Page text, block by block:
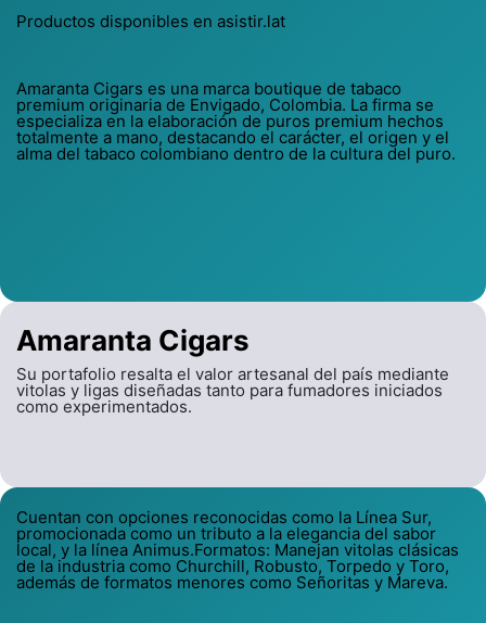
Amaranta Cigars
Su portafolio resalta el valor artesanal del país mediante
vitolas y ligas diseñadas tanto para fumadores iniciados
como experimentados.
Productos disponibles en asistir.lat
Amaranta Cigars es una marca boutique de tabaco
premium originaria de Envigado, Colombia. La firma se
especializa en la elaboración de puros premium hechos
totalmente a mano, destacando el carácter, el origen y el
alma del tabaco colombiano dentro de la cultura del puro.
Cuentan con opciones reconocidas como la Línea Sur,
promocionada como un tributo a la elegancia del sabor
local, y la línea Animus.Formatos: Manejan vitolas clásicas
de la industria como Churchill, Robusto, Torpedo y Toro,
además de formatos menores como Señoritas y Mareva.